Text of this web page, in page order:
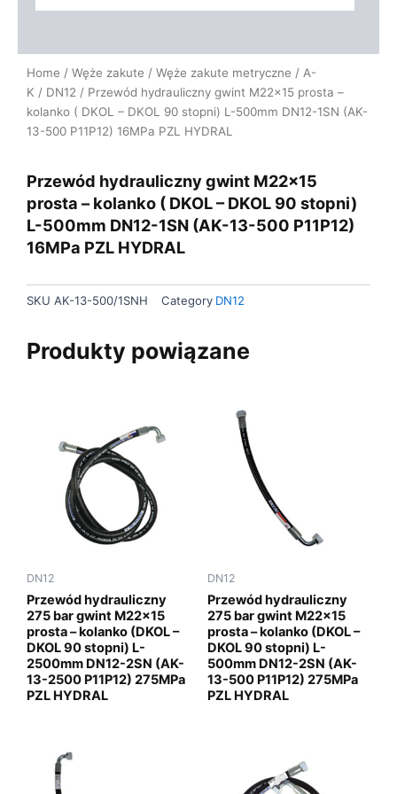
Home / Węże zakute / Węże zakute metryczne / A-
K / DN12 / Przewód hydrauliczny gwint M22x15 prosta –
kolanko ( DKOL – DKOL 90 stopni) L-500mm DN12-1SN (AK-
13-500 P11P12) 16MPa PZL HYDRAL
Przewód hydrauliczny gwint M22x15
prosta – kolanko ( DKOL – DKOL 90 stopni)
L-500mm DN12-1SN (AK-13-500 P11P12)
16MPa PZL HYDRAL
SKU AK-13-500/1SNH Category DN12
Produkty powiązane
DN12
Przewód hydrauliczny
275 bar gwint M22x15
prosta – kolanko (DKOL –
DKOL 90 stopni) L-
2500mm DN12-2SN (AK-
13-2500 P11P12) 275MPa
PZL HYDRAL
DN12
Przewód hydrauliczny
275 bar gwint M22x15
prosta – kolanko (DKOL –
DKOL 90 stopni) L-
500mm DN12-2SN (AK-
13-500 P11P12) 275MPa
PZL HYDRAL